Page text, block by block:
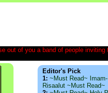
out of you a band of people
Editor's Pick
1: ~Must Read~
Risaalut ~Must Read~